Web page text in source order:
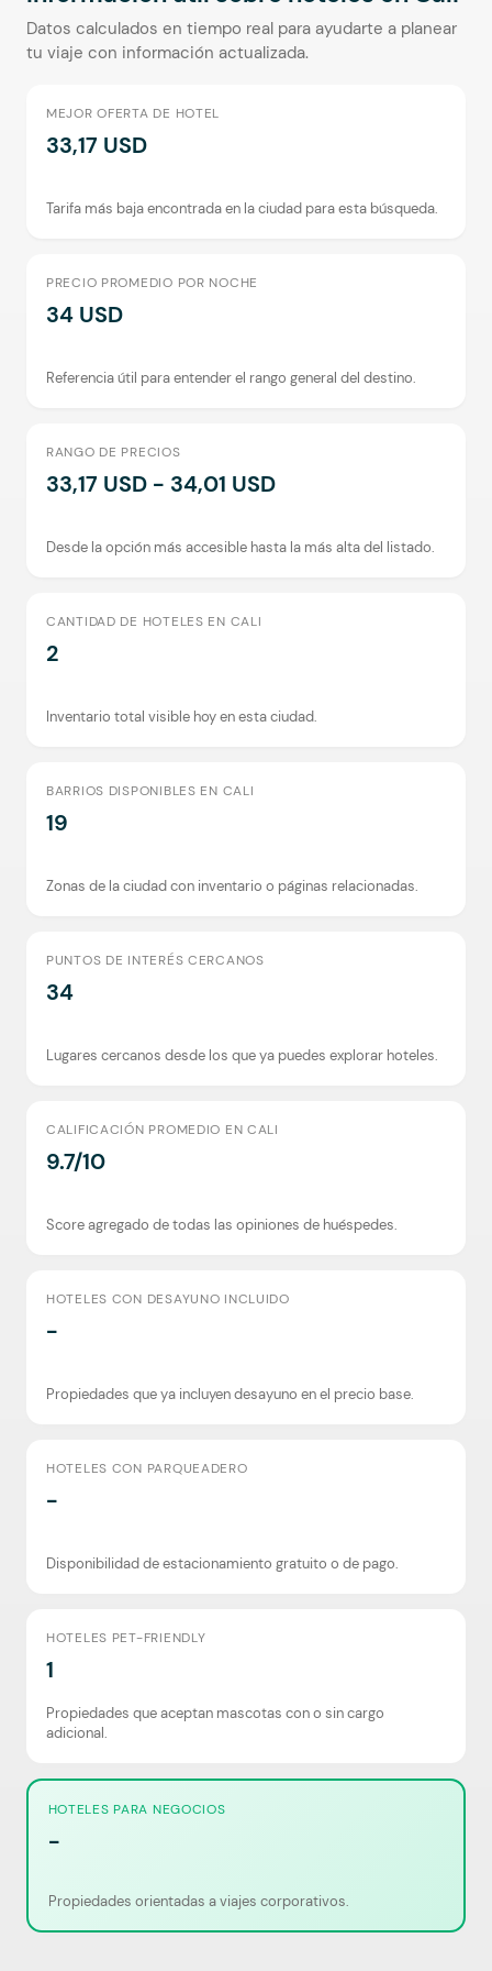
Datos calculados en tiempo real para ayudarte a planear
tu viaje con información actualizada.
MEJOR OFERTA DE HOTEL
33,17 USD
Tarifa más baja encontrada en la ciudad para esta búsqueda.
PRECIO PROMEDIO POR NOCHE
34 USD
Referencia útil para entender el rango general del destino.
RANGO DE PRECIOS
33,17 USD - 34,01 USD
Desde la opción más accesible hasta la más alta del listado.
CANTIDAD DE HOTELES EN CALI
2
Inventario total visible hoy en esta ciudad.
BARRIOS DISPONIBLES EN CALI
19
Zonas de la ciudad con inventario o páginas relacionadas.
PUNTOS DE INTERÉS CERCANOS
34
Lugares cercanos desde los que ya puedes explorar hoteles.
CALIFICACIÓN PROMEDIO EN CALI
9.7/10
Score agregado de todas las opiniones de huéspedes.
HOTELES CON DESAYUNO INCLUIDO
-
Propiedades que ya incluyen desayuno en el precio base.
HOTELES CON PARQUEADERO
-
Disponibilidad de estacionamiento gratuito o de pago.
HOTELES PET-FRIENDLY
1
Propiedades que aceptan mascotas con o sin cargo
adicional.
HOTELES PARA NEGOCIOS
-
Propiedades orientadas a viajes corporativos.